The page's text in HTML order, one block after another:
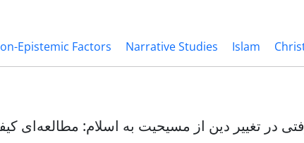
Epistemic Factors Narrative Studies Islam
در تغییر دین از مسیحیت به اسلام: مطالعه‌ای